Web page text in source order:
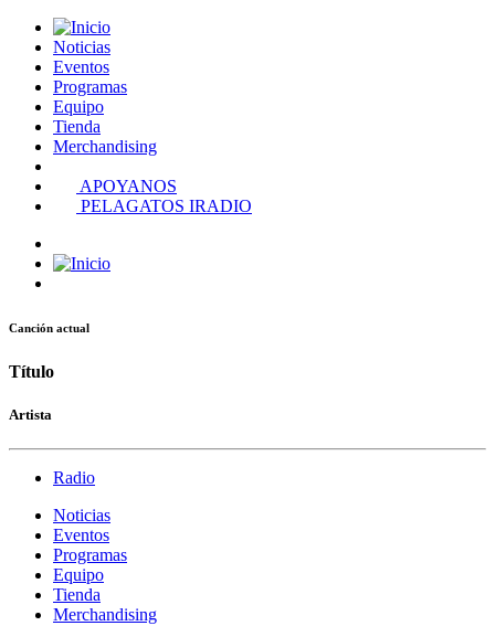
Noticias
Eventos
Programas
Equipo
Tienda
Merchandising
APOYANOS
PELAGATOS IRADIO
Canción actual
Título
Artista
Radio
Noticias
Eventos
Programas
Equipo
Tienda
Merchandising